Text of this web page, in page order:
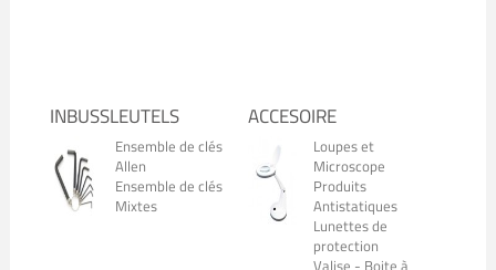
INBUSSLEUTELS
Ensemble de clés
Allen
Ensemble de clés
Mixtes
ACCESOIRE
Loupes et
Microscope
Produits
Antistatiques
Lunettes de
protection
Valise - Boite à